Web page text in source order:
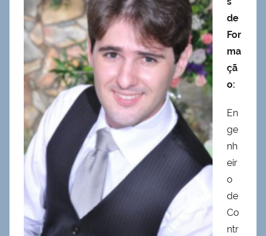
de
For
ma
çã
o:
En
ge
nh
eir
o
de
Co
ntr